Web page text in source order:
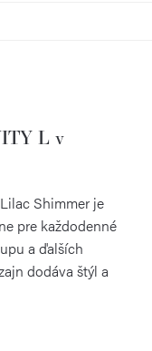
L v
Shimmer je
pre každodenné
a ďalších
dodáva štýl a